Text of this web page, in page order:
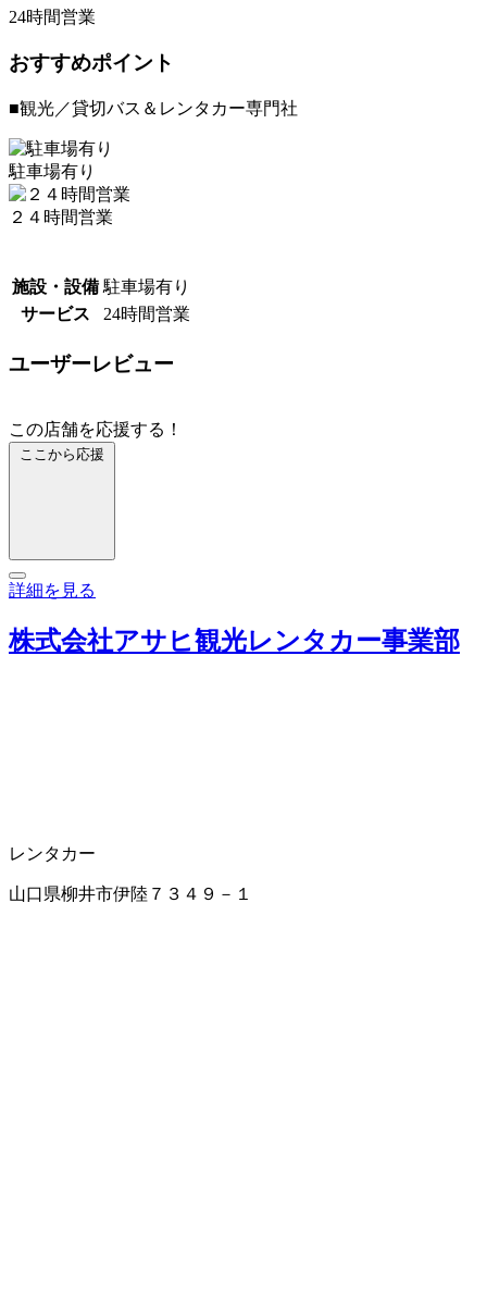
24時間営業
おすすめポイント
■観光／貸切バス＆レンタカー専門社
駐車場有り
２４時間営業
施設・設備 駐車場有り
サービス
24時間営業
ユーザーレビュー
この店舗を応援する！
ここから応援
詳細を見る
株式会社アサヒ観光レンタカー事業部
レンタカー
山口県柳井市伊陸７３４９－１